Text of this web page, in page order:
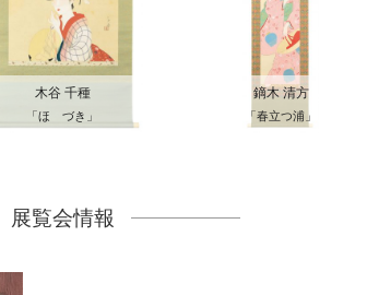
木谷 千種
「ほゝづき」
鏑木 清方
「春立つ浦」
展覧会情報